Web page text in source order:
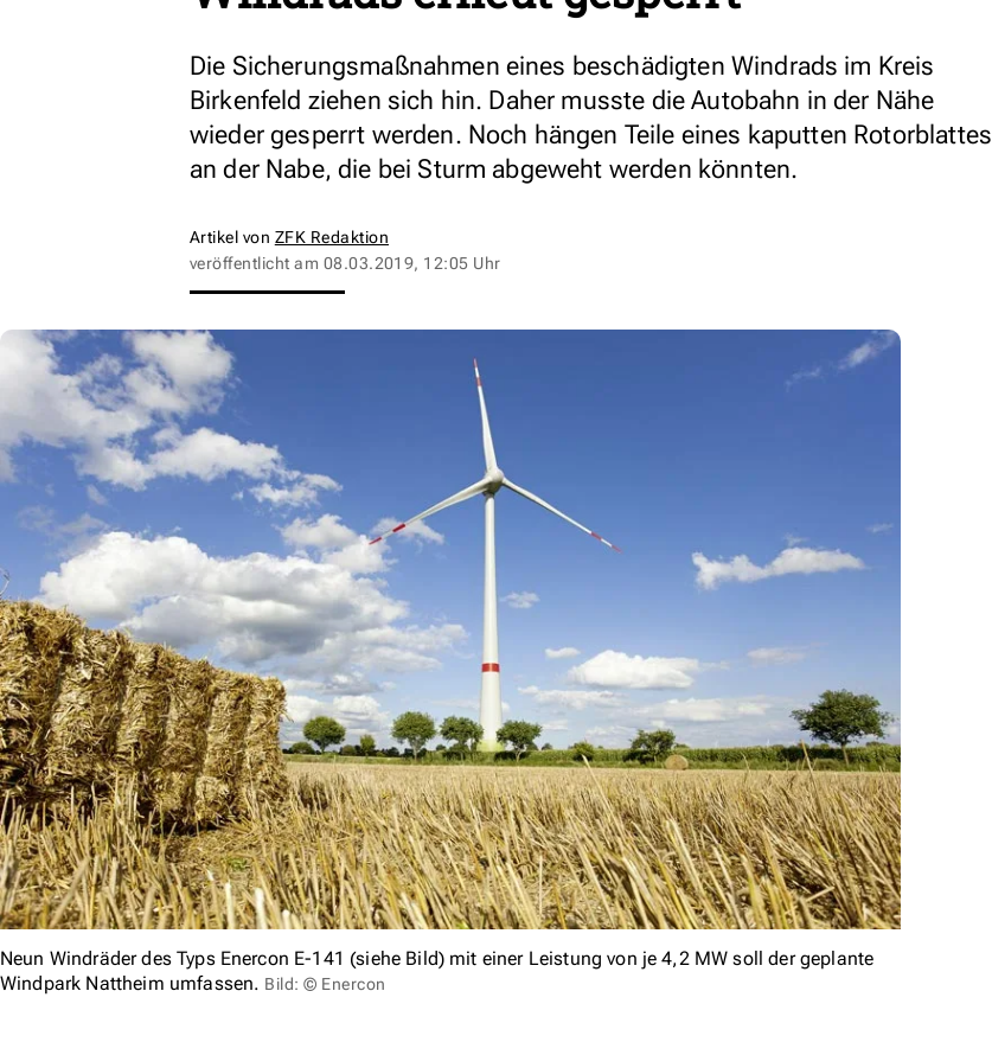
Die Sicherungsmaßnahmen eines beschädigten Windrads im Kreis
Birkenfeld ziehen sich hin. Daher musste die Autobahn in der Nähe
wieder gesperrt werden. Noch hängen Teile eines kaputten Rotorblattes
an der Nabe, die bei Sturm abgeweht werden könnten.
Artikel von ZFK Redaktion
veröffentlicht am 08.03.2019, 12:05 Uhr
Neun Windräder des Typs Enercon E-141 (siehe Bild) mit einer Leistung von je 4,2 MW soll der geplante
Windpark Nattheim umfassen. Bild: © Enercon